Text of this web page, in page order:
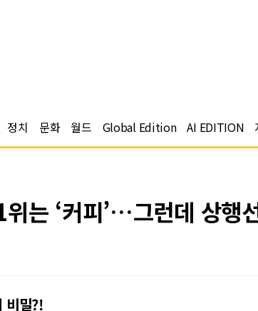
정치 문화 월드 Global Edition AI EDITION
는 ‘커피’…그런데 상행
비밀?!